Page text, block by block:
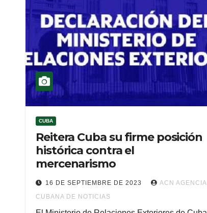
CUBA
Reitera Cuba su firme posición
histórica contra el
mercenarismo
16 DE SEPTIEMBRE DE 2023
ACN AGENCIA
CUBANA DE NOTICIAS